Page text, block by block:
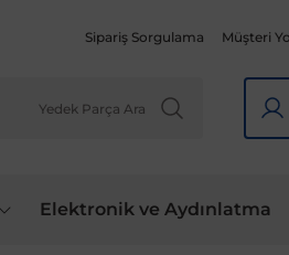
Sipariş Sorgulama Müşteri
Elektronik ve Aydınlatma